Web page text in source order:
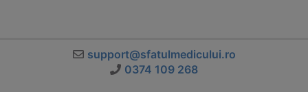
support@sfatulmedicului.ro
0374 109 268